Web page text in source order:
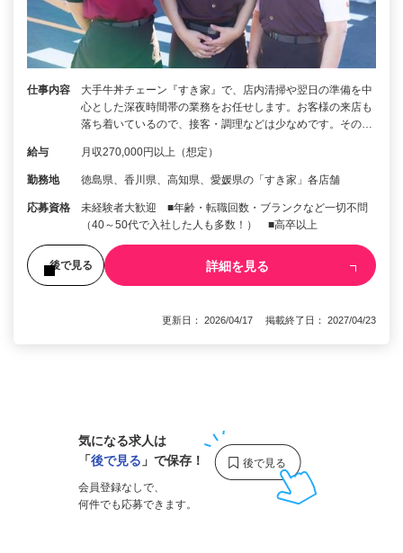
仕事内容
大手牛丼チェーン『すき家』で、店内清掃や翌日の準備を中
心とした深夜時間帯の業務をお任せします。お客様の来店も
落ち着いているので、接客・調理などは少なめです。その…
給与 月収270,000円以上（想定）
勤務地 徳島県、香川県、高知県、愛媛県の「すき家」各店舗
応募資格
未経験者大歓迎 ■年齢・転職回数・ブランクなど一切不問
（40～50代で入社した人も多数！） ■高卒以上
後で見る 詳細を見る
更新日： 2026/04/17 掲載終了日： 2027/04/23
気になる求人は
「後で見る 」で保存！
会員登録なしで、
何件でも応募できます。